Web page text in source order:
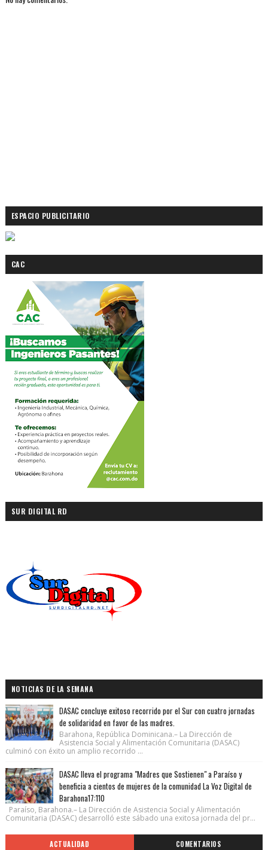
ESPACIO PUBLICITARIO
CAC
SUR DIGITAL RD
NOTICIAS DE LA SEMANA
DASAC concluye exitoso recorrido por el Sur con cuatro jornadas
de solidaridad en favor de las madres.
Barahona, República Dominicana.– La Dirección de
Asistencia Social y Alimentación Comunitaria (DASAC)
culminó con éxito un amplio recorrido ...
DASAC lleva el programa "Madres que Sostienen" a Paraíso y
beneficia a cientos de mujeres de la comunidad La Voz Digital de
Barahona17:110
Paraíso, Barahona.– La Dirección de Asistencia Social y Alimentación
Comunitaria (DASAC) desarrolló este sábado una exitosa jornada del pr...
ACTUALIDAD COMENTARIOS